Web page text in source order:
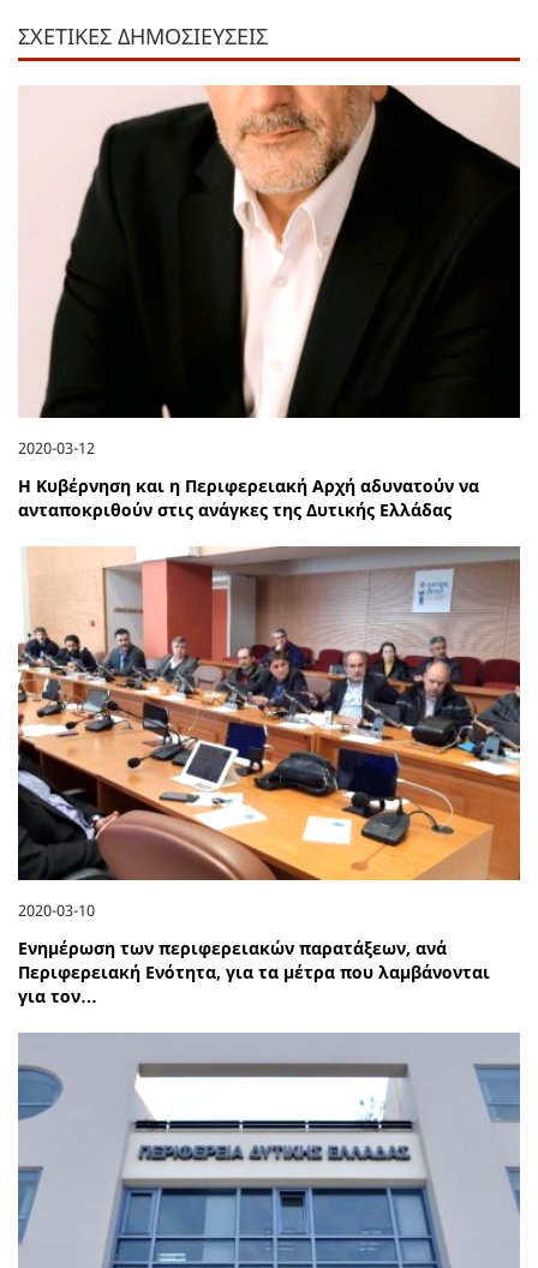
ΣΧΕΤΙΚΕΣ ΔΗΜΟΣΙΕΥΣΕΙΣ
2020-03-12
Η Κυβέρνηση και η Περιφερειακή Αρχή αδυνατούν να
ανταποκριθούν στις ανάγκες της Δυτικής Ελλάδας
2020-03-10
Ενημέρωση των περιφερειακών παρατάξεων, ανά
Περιφερειακή Ενότητα, για τα μέτρα που λαμβάνονται
για τον…